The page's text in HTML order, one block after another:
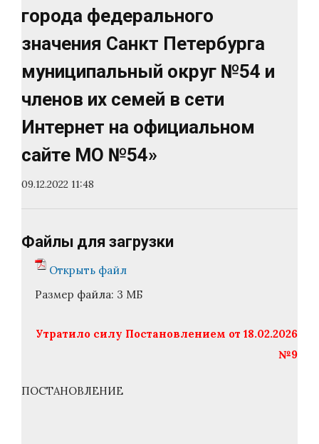
города федерального
значения Санкт Петербурга
муниципальный округ №54 и
членов их семей в сети
Интернет на официальном
сайте МО №54»
09.12.2022 11:48
Файлы для загрузки
Открыть файл
Размер файла: 3 МБ
Утратило силу Постановлением от 18.02.2026
№9
ПОСТАНОВЛЕНИЕ